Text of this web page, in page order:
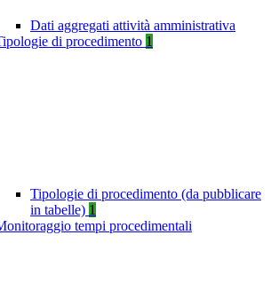
Dati aggregati attività amministrativa
di procedimento 1
Tipologie di procedimento (da pubblicare
in tabelle) 1
tempi procedimentali